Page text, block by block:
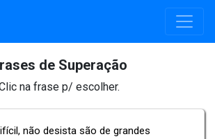
de Superação
na frase p/ escolher.
não desista são de grandes